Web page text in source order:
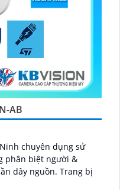
AB
chuyên dụng sử
phân biệt người &